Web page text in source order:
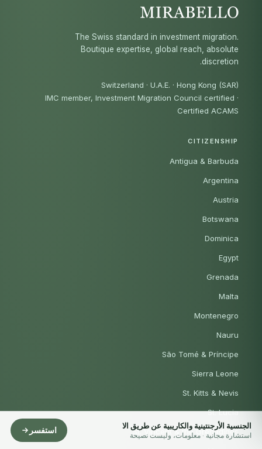
الجنسية الأرجنتينية والكاريبية عن طريق الا
استشارة مجانية · معلومات، وليست نصيحة
استفسر
The Swiss standard in investment migration.
Boutique expertise, global reach, absolute
discretion.
Switzerland · U.A.E. · Hong Kong (SAR)
IMC member, Investment Migration Council certified ·
Certified ACAMS
CITIZENSHIP
Antigua & Barbuda
Argentina
Austria
Botswana
Dominica
Egypt
Grenada
Malta
Montenegro
Nauru
São Tomé & Príncipe
Sierra Leone
St. Kitts & Nevis
St. Lucia
St. Vincent & the Grenadines